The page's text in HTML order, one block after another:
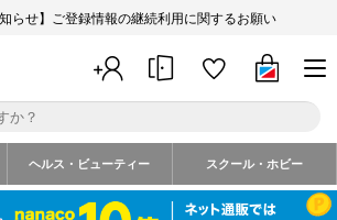
知らせ】ご登録情報の継続利用に関するお願い
ヘルス・ビューティー スクール・ホビー